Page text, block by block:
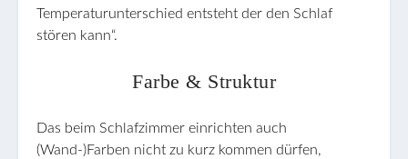
Temperaturunterschied entsteht der den Schlaf
stören kann“.
Farbe & Struktur
Das beim Schlafzimmer einrichten auch
(Wand-)Farben nicht zu kurz kommen dürfen,